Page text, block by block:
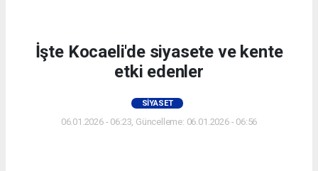
İşte Kocaeli'de siyasete ve kente
etki edenler
SIYASET
06.01.2026 - 06:23, Güncelleme: 06.01.2026 - 06:56